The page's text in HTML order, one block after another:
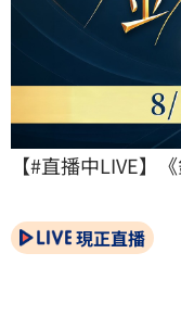
【#直播中LIVE】
現正直播